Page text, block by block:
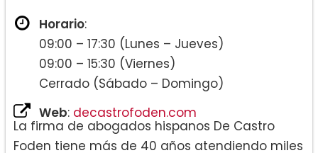
Horario:
09:00 – 17:30 (Lunes – Jueves)
09:00 – 15:30 (Viernes)
Cerrado (Sábado – Domingo)
Web: decastrofoden.com
La firma de abogados hispanos De Castro
Foden tiene más de 40 años atendiendo miles